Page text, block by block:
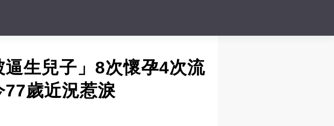
生兒子」8次懷孕4次流
歲近況惹淚